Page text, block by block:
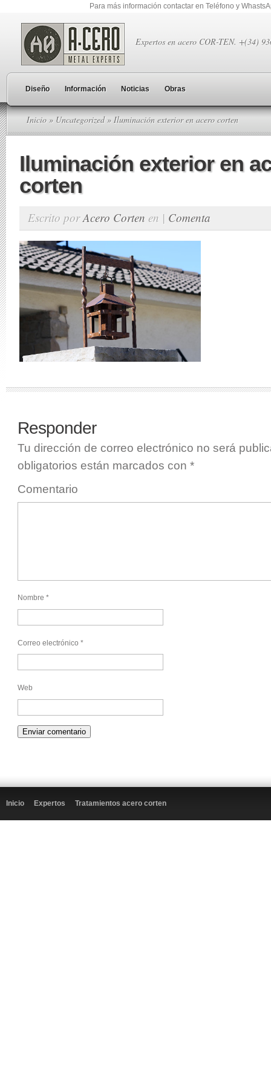
Para más información contactar en Teléfono y
Expertos en acero COR-TEN. +(34)
Diseño Información Noticias Obras
Inicio » Uncategorized» Iluminación exterior en acero corten
Iluminación exterior en
corten
Escrito porAcero Corten en | Comenta
Responder
Tu dirección de correo electrónico no será
obligatorios están marcados con *
Comentario
Nombre *
Correo electrónico *
Web
Inicio Expertos Tratamientos acero corten